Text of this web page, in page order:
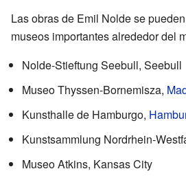
Las obras de Emil Nolde se
museos importantes alrededor del
Nolde-Stieftung Seebull, Seebull
Museo Thyssen-Bornemisza,
Kunsthalle de Hamburgo,
Kunstsammlung Nordrhein-
Museo Atkins, Kansas City